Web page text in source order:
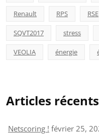
Renault RPS RSE
SQVT2017 stress
VEOLIA énergie
Articles récents
Netscoring ! février 25,